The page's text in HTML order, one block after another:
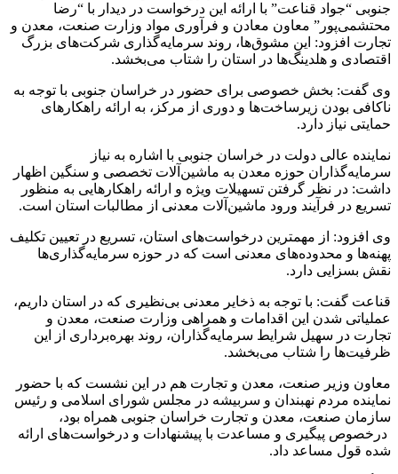
جنوبی “جواد قناعت” با ارائه این درخواست در دیدار با “رضا
محتشمی‌پور” معاون معادن و فرآوری مواد وزارت صنعت، معدن و
تجارت افزود: این مشوق‌ها، روند سرمایه‌گذاری شرکت‌های بزرگ
اقتصادی و هلدینگ‌ها در استان را شتاب می‌بخشد.
وی گفت: بخش خصوصی برای حضور در خراسان جنوبی با توجه به
ناکافی بودن زیرساخت‌ها و دوری از مرکز، به ارائه راهکارهای
حمایتی نیاز دارد.
نماینده عالی دولت در خراسان جنوبی با اشاره به نیاز
سرمایه‌گذاران حوزه معدن به ماشین‌آلات تخصصی و سنگین اظهار
داشت: در نظر گرفتن تسهیلات ویژه و ارائه راهکارهایی به منظور
تسریع در فرآیند ورود ماشین‌آلات معدنی از مطالبات استان است.
وی افزود: از مهمترین درخواست‌های استان، تسریع در تعیین تکلیف
پهنه‌ها و محدوده‌های معدنی است که در حوزه سرمایه‌گذاری‌ها
نقش بسزایی دارد.
قناعت گفت: با توجه به ذخایر معدنی بی‌نظیری که در استان داریم،
عملیاتی شدن این اقدامات و همراهی وزارت صنعت، معدن و
تجارت در سهیل شرایط سرمایه‌گذاران، روند بهره‌برداری از این
ظرفیت‌ها را شتاب می‌بخشد.
معاون وزیر صنعت، معدن و تجارت هم در این نشست که با حضور
نماینده مردم نهبندان و سربیشه در مجلس شورای اسلامی و رئیس
سازمان صنعت، معدن و تجارت خراسان جنوبی همراه بود،
درخصوص پیگیری و مساعدت با پیشنهادات و درخواست‌های ارائه
شده قول مساعد داد.